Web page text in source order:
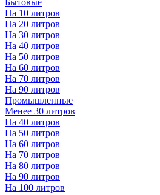
Бытовые
На 10 литров
На 20 литров
На 30 литров
На 40 литров
На 50 литров
На 60 литров
На 70 литров
На 90 литров
Промышленные
Менее 30 литров
На 40 литров
На 50 литров
На 60 литров
На 70 литров
На 80 литров
На 90 литров
На 100 литров